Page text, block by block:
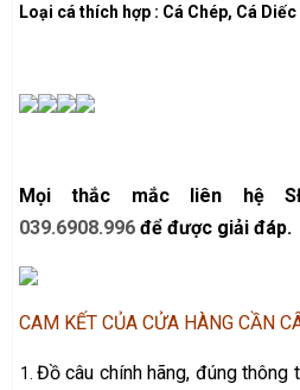
Loại cá thích hợp : Cá Chép, Cá Diếc
Mọi thắc mắc liên hệ
039.6908.996 để được giải đáp.
CAM KẾT CỦA CỬA HÀNG CẦN
Đồ câu chính hãng, đúng